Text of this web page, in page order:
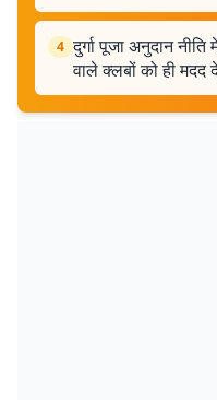
4 दुर्गा पूजा अनुदान
वाले क्लबों को ही मदद